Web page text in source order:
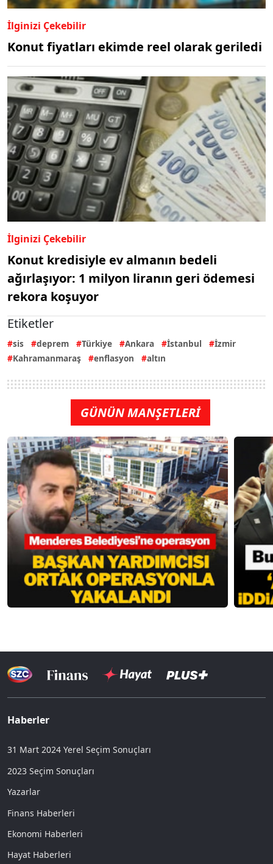
İlginizi Çekebilir
Konut fiyatları ekimde reel olarak geriledi
İlginizi Çekebilir
Konut kredisiyle ev almanın bedeli
ağırlaşıyor: 1 milyon liranın geri ödemesi
rekora koşuyor
Etiketler
sis deprem Türkiye Ankara İstanbul
İzmir
Kahramanmaraş
enflasyon altın
GÜNÜN MANŞETLERİ
Haberler
31 Mart 2024 Yerel Seçim Sonuçları
2023 Seçim Sonuçları
Yazarlar
Finans Haberleri
Ekonomi Haberleri
Hayat Haberleri